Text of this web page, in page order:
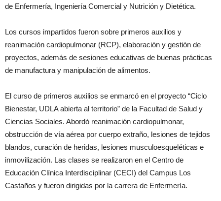
de Enfermería, Ingeniería Comercial y Nutrición y Dietética.
Los cursos impartidos fueron sobre primeros auxilios y
reanimación cardiopulmonar (RCP), elaboración y gestión de
proyectos, además de sesiones educativas de buenas prácticas
de manufactura y manipulación de alimentos.
El curso de primeros auxilios se enmarcó en el proyecto “Ciclo
Bienestar, UDLA abierta al territorio” de la Facultad de Salud y
Ciencias Sociales. Abordó reanimación cardiopulmonar,
obstrucción de vía aérea por cuerpo extraño, lesiones de tejidos
blandos, curación de heridas, lesiones musculoesqueléticas e
inmovilización. Las clases se realizaron en el Centro de
Educación Clínica Interdisciplinar (CECI) del Campus Los
Castaños y fueron dirigidas por la carrera de Enfermería.